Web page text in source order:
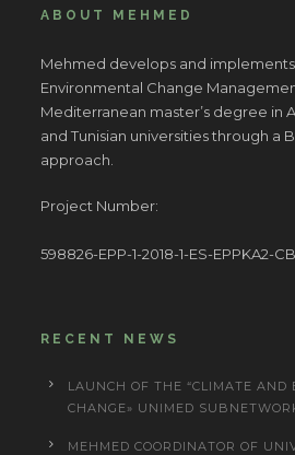
ABOUT MEHMED
Mehmed develops and
Environmental Change
Mediterranean master’s degree in
and Tunisian universities through a
approach.
Project Number:
598826-EPP-1-2018-1-ES-EPPKA2-
RECENT NEWS
LAUNCH OF THE “CLIMATE AND
CHANGE» UNIMED
MEHMED COORDINATOR OF